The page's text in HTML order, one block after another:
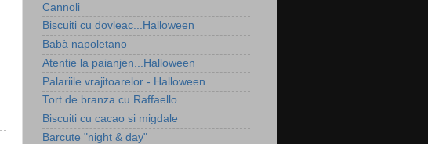
Cannoli
Biscuiti cu dovleac...Halloween
Babà napoletano
Atentie la paianjen...Halloween
Palariile vrajitoarelor - Halloween
Tort de branza cu Raffaello
Biscuiti cu cacao si migdale
Barcute "night & day"